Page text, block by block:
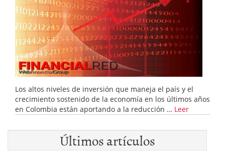
Los altos niveles de inversión que maneja el país y el
crecimiento sostenido de la economía en los últimos años
en Colombia están aportando a la reducción … Leer
Últimos artículos